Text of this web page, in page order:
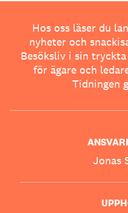
Hos oss läser du
nyheter och
Besöksliv i sin
för ägare och
Tidningen
Jonas